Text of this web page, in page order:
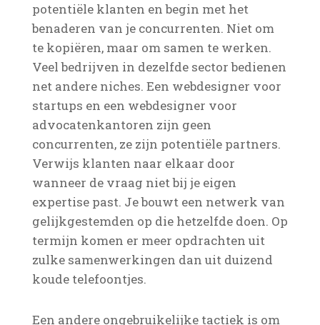
potentiële klanten en begin met het
benaderen van je concurrenten. Niet om
te kopiëren, maar om samen te werken.
Veel bedrijven in dezelfde sector bedienen
net andere niches. Een webdesigner voor
startups en een webdesigner voor
advocatenkantoren zijn geen
concurrenten, ze zijn potentiële partners.
Verwijs klanten naar elkaar door
wanneer de vraag niet bij je eigen
expertise past. Je bouwt een netwerk van
gelijkgestemden op die hetzelfde doen. Op
termijn komen er meer opdrachten uit
zulke samenwerkingen dan uit duizend
koude telefoontjes.
Een andere ongebruikelijke tactiek is om